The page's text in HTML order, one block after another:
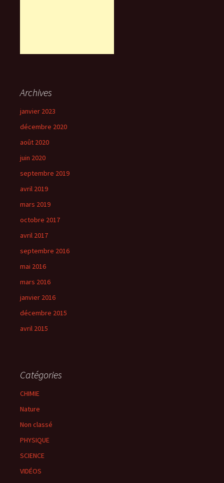
Archives
janvier 2023
décembre 2020
août 2020
juin 2020
septembre 2019
avril 2019
mars 2019
octobre 2017
avril 2017
septembre 2016
mai 2016
mars 2016
janvier 2016
décembre 2015
avril 2015
Catégories
CHIMIE
Nature
Non classé
PHYSIQUE
SCIENCE
VIDÉOS